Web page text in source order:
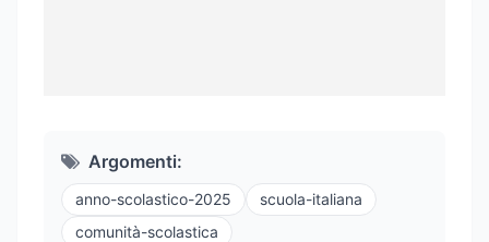
Argomenti:
anno-scolastico-2025
scuola-italiana
comunità-scolastica